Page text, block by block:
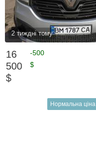
2 тиждні тому
16
500
$
-500
$
Нормальна ціна